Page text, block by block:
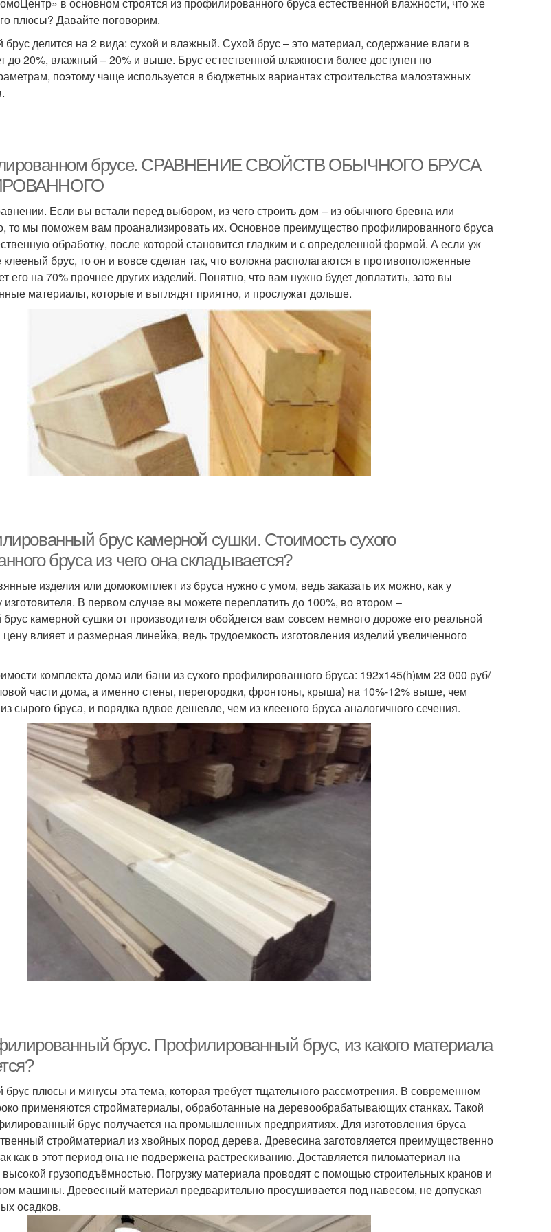
плюсы? Давайте поговорим.
делится на 2 вида: сухой и влажный. Сухой брус – это материал, содержание влаги в
до 20%, влажный – 20% и выше. Брус естественной влажности более доступен по
поэтому чаще используется в бюджетных вариантах строительства малоэтажных
брусе. СРАВНЕНИЕ СВОЙСТВ ОБЫЧНОГО БРУСА
Если вы встали перед выбором, из чего строить дом – из обычного бревна или
то мы поможем вам проанализировать их. Основное преимущество профилированного бруса
обработку, после которой становится гладким и с определенной формой. А если уж
брус, то он и вовсе сделан так, что волокна располагаются в противоположенные
его на 70% прочнее других изделий. Понятно, что вам нужно будет доплатить, зато вы
материалы, которые и выглядят приятно, и прослужат дольше.
брус камерной сушки. Стоимость сухого
бруса из чего она складывается?
изделия или домокомплект из бруса нужно с умом, ведь заказать их можно, как у
изготовителя. В первом случае вы можете переплатить до 100%, во втором –
камерной сушки от производителя обойдется вам совсем немного дороже его реальной
влияет и размерная линейка, ведь трудоемкость изготовления изделий увеличенного
комплекта дома или бани из сухого профилированного бруса: 192х145(h)мм 23 000 руб/
части дома, а именно стены, перегородки, фронтоны, крыша) на 10%-12% выше, чем
сырого бруса, и порядка вдвое дешевле, чем из клееного бруса аналогичного сечения.
брус. Профилированный брус, из какого материала
плюсы и минусы эта тема, которая требует тщательного рассмотрения. В современном
применяются стройматериалы, обработанные на деревообрабатывающих станках. Такой
брус получается на промышленных предприятиях. Для изготовления бруса
стройматериал из хвойных пород дерева. Древесина заготовляется преимущественно
как в этот период она не подвержена растрескиванию. Доставляется пиломатериал на
грузоподъёмностью. Погрузку материала проводят с помощью строительных кранов и
машины. Древесный материал предварительно просушивается под навесом, не допуская
осадков.